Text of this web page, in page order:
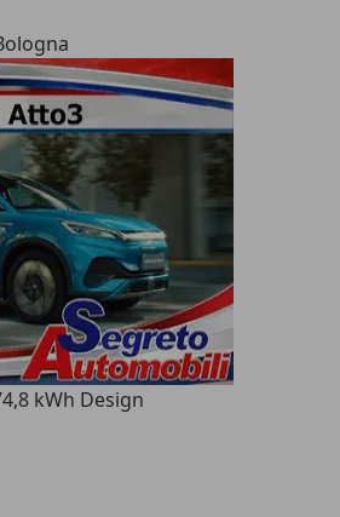
kWh Design